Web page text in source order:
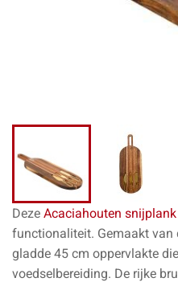
Deze Acaciahouten snijplank
functionaliteit. Gemaakt van
gladde 45 cm oppervlakte
voedselbereiding. De rijke